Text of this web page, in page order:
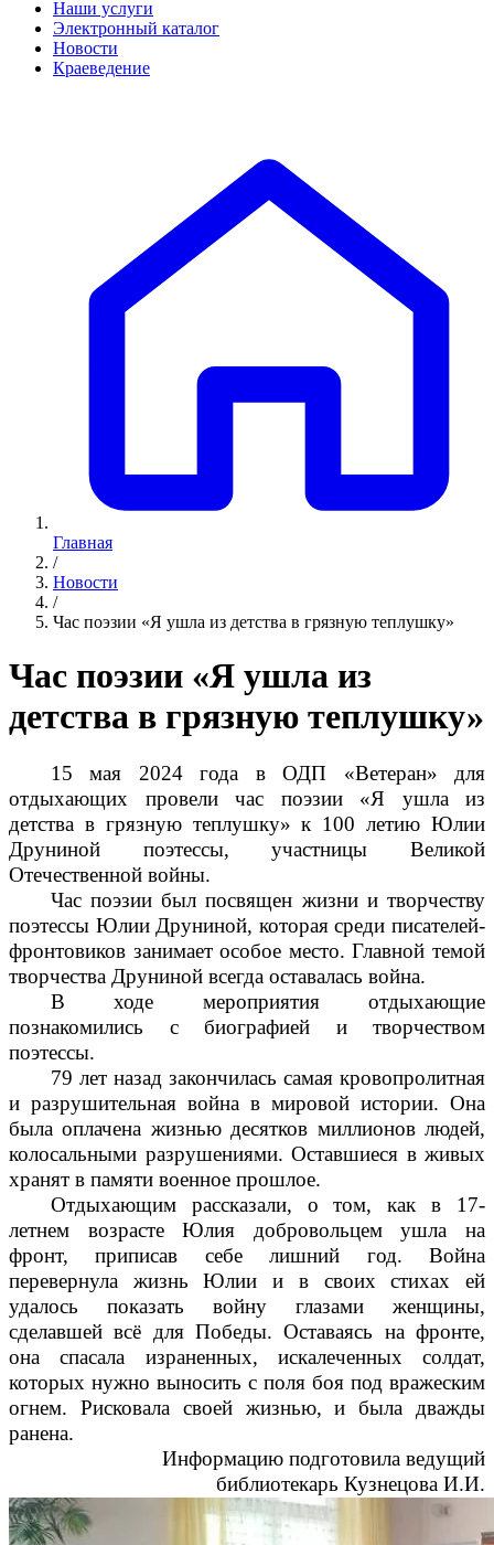
Наши услуги
Электронный каталог
Новости
Краеведение
Главная
/
Новости
/
Час поэзии «Я ушла из детства в грязную теплушку»
Час поэзии «Я ушла из
детства в грязную теплушку»
15 мая 2024 года в ОДП «Ветеран» для
отдыхающих провели час поэзии «Я ушла из
детства в грязную теплушку» к 100 летию Юлии
Друниной поэтессы, участницы Великой
Отечественной войны.
Час поэзии был посвящен жизни и творчеству
поэтессы Юлии Друниной, которая среди писателей-
фронтовиков занимает особое место. Главной темой
творчества Друниной всегда оставалась война.
В ходе мероприятия отдыхающие
познакомились с биографией и творчеством
поэтессы.
79 лет назад закончилась самая кровопролитная
и разрушительная война в мировой истории. Она
была оплачена жизнью десятков миллионов людей,
колосальными разрушениями. Оставшиеся в живых
хранят в памяти военное прошлое.
Отдыхающим рассказали, о том, как в 17-
летнем возрасте Юлия добровольцем ушла на
фронт, приписав себе лишний год. Война
перевернула жизнь Юлии и в своих стихах ей
удалось показать войну глазами женщины,
сделавшей всё для Победы. Оставаясь на фронте,
она спасала израненных, искалеченных солдат,
которых нужно выносить с поля боя под вражеским
огнем. Рисковала своей жизнью, и была дважды
ранена.
Информацию подготовила ведущий
библиотекарь Кузнецова И.И.